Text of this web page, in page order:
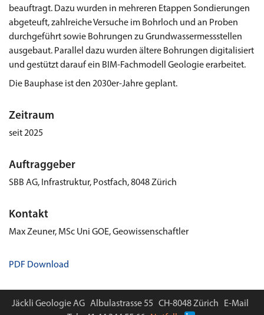
beauftragt. Dazu wurden in mehreren Etappen Sondierungen
abgeteuft, zahlreiche Versuche im Bohrloch und an Proben
durchgeführt sowie Bohrungen zu Grundwassermessstellen
ausgebaut. Parallel dazu wurden ältere Bohrungen digitalisiert
und gestützt darauf ein BIM-Fachmodell Geologie erarbeitet.
Die Bauphase ist den 2030er-Jahre geplant.
Zeitraum
seit 2025
Auftraggeber
SBB AG, Infrastruktur, Postfach, 8048 Zürich
Kontakt
Max Zeuner, MSc Uni GOE, Geowissenschaftler
PDF Download
Jäckli Geologie AG Albulastrasse 55 CH-8048 Zürich
E-Mail